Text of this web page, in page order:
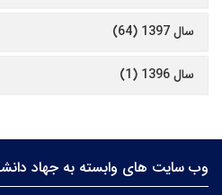
سال 1397 (64)
سال 1396 (1)
وب سایت های وابسته به جهاد